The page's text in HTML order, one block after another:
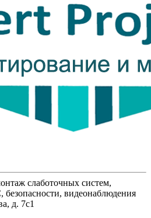
слаботочных систем,
видеонаблюдения
д. 7с1